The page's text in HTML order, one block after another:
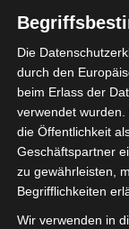
sein.
aus
Das
„Ein
Die
durch den
beim Erlass der
verwendet
die Öffentlichkeit
Geschäftspartner
zu gewährleisten,
Begrifflichkeiten
Wir verwenden in